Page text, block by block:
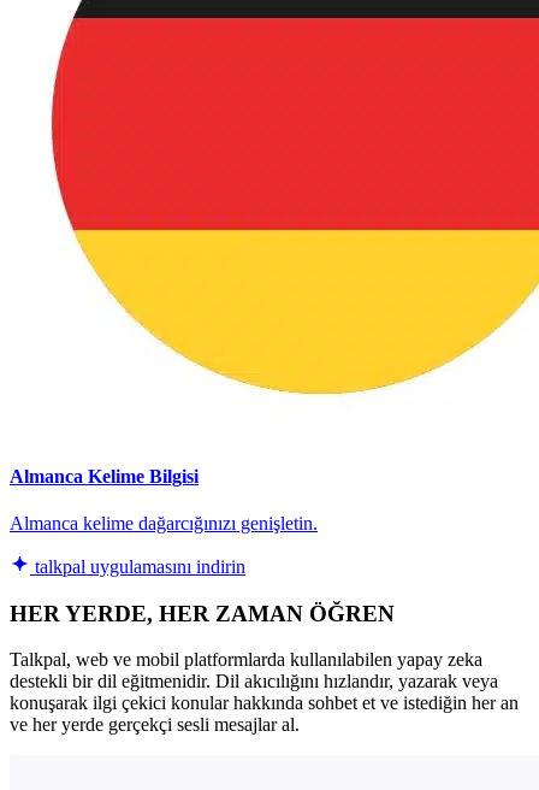
Almanca Kelime Bilgisi
Almanca kelime dağarcığınızı genişletin.
talkpal uygulamasını indirin
HER YERDE, HER ZAMAN ÖĞREN
Talkpal, web ve mobil platformlarda kullanılabilen yapay zeka
destekli bir dil eğitmenidir. Dil akıcılığını hızlandır, yazarak veya
konuşarak ilgi çekici konular hakkında sohbet et ve istediğin her an
ve her yerde gerçekçi sesli mesajlar al.